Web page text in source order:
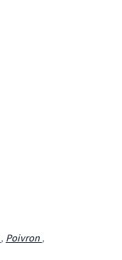
, Poivron,